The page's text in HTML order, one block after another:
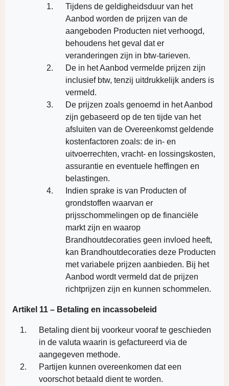
Tijdens de geldigheidsduur van het
Aanbod worden de prijzen van de
aangeboden Producten niet verhoogd,
behoudens het geval dat er
veranderingen zijn in btw-tarieven.
De in het Aanbod vermelde prijzen zijn
inclusief btw, tenzij uitdrukkelijk anders is
vermeld.
De prijzen zoals genoemd in het Aanbod
zijn gebaseerd op de ten tijde van het
afsluiten van de Overeenkomst geldende
kostenfactoren zoals: de in- en
uitvoerrechten, vracht- en lossingskosten,
assurantie en eventuele heffingen en
belastingen.
Indien sprake is van Producten of
grondstoffen waarvan er
prijsschommelingen op de financiële
markt zijn en waarop
Brandhoutdecoraties geen invloed heeft,
kan Brandhoutdecoraties deze Producten
met variabele prijzen aanbieden. Bij het
Aanbod wordt vermeld dat de prijzen
richtprijzen zijn en kunnen schommelen.
Artikel 11 – Betaling en incassobeleid
Betaling dient bij voorkeur vooraf te geschieden
in de valuta waarin is gefactureerd via de
aangegeven methode.
Partijen kunnen overeenkomen dat een
voorschot betaald dient te worden.